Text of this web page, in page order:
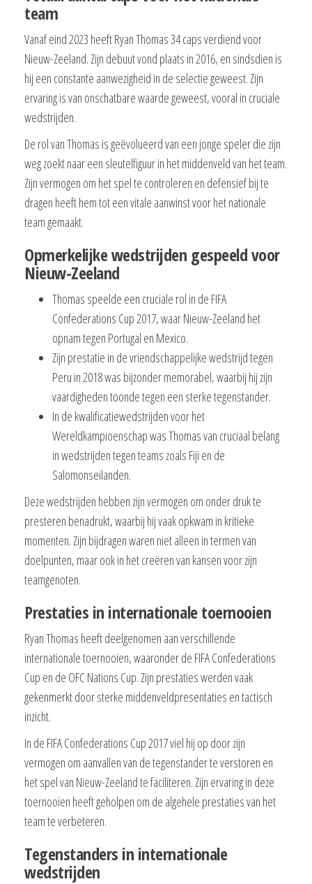
team
Vanaf eind 2023 heeft Ryan Thomas 34 caps verdiend voor
Nieuw-Zeeland. Zijn debuut vond plaats in 2016, en sindsdien is
hij een constante aanwezigheid in de selectie geweest. Zijn
ervaring is van onschatbare waarde geweest, vooral in cruciale
wedstrijden.
De rol van Thomas is geëvolueerd van een jonge speler die zijn
weg zoekt naar een sleutelfiguur in het middenveld van het team.
Zijn vermogen om het spel te controleren en defensief bij te
dragen heeft hem tot een vitale aanwinst voor het nationale
team gemaakt.
Opmerkelijke wedstrijden gespeeld voor
Nieuw-Zeeland
Thomas speelde een cruciale rol in de FIFA
Confederations Cup 2017, waar Nieuw-Zeeland het
opnam tegen Portugal en Mexico.
Zijn prestatie in de vriendschappelijke wedstrijd tegen
Peru in 2018 was bijzonder memorabel, waarbij hij zijn
vaardigheden toonde tegen een sterke tegenstander.
In de kwalificatiewedstrijden voor het
Wereldkampioenschap was Thomas van cruciaal belang
in wedstrijden tegen teams zoals Fiji en de
Salomonseilanden.
Deze wedstrijden hebben zijn vermogen om onder druk te
presteren benadrukt, waarbij hij vaak opkwam in kritieke
momenten. Zijn bijdragen waren niet alleen in termen van
doelpunten, maar ook in het creëren van kansen voor zijn
teamgenoten.
Prestaties in internationale toernooien
Ryan Thomas heeft deelgenomen aan verschillende
internationale toernooien, waaronder de FIFA Confederations
Cup en de OFC Nations Cup. Zijn prestaties werden vaak
gekenmerkt door sterke middenveldpresentaties en tactisch
inzicht.
In de FIFA Confederations Cup 2017 viel hij op door zijn
vermogen om aanvallen van de tegenstander te verstoren en
het spel van Nieuw-Zeeland te faciliteren. Zijn ervaring in deze
toernooien heeft geholpen om de algehele prestaties van het
team te verbeteren.
Tegenstanders in internationale
wedstrijden